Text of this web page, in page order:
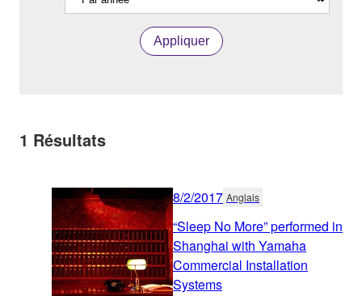
Appliquer
1 Résultats
8/2/2017 Anglais
“Sleep No More” performed in
Shanghai with Yamaha
Commercial Installation
Systems